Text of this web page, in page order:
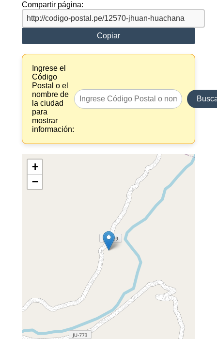
Compartir página:
Copiar
Ingrese el
Código
Postal o el
nombre de
la ciudad
para
mostrar
información:
+
−